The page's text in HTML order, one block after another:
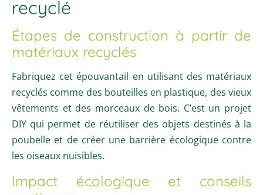
recyclé
Étapes de construction à partir de
matériaux recyclés
Fabriquez cet épouvantail en utilisant des matériaux
recyclés comme des bouteilles en plastique, des vieux
vêtements et des morceaux de bois. C’est un projet
DIY qui permet de réutiliser des objets destinés à la
poubelle et de créer une barrière écologique contre
les oiseaux nuisibles.
Impact écologique et conseils